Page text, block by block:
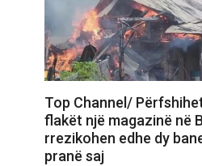
Top Channel/
flakët një magazinë në
rrezikohen edhe dy
pranë saj